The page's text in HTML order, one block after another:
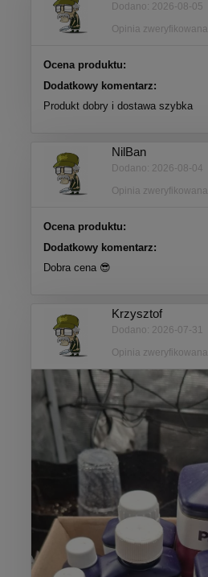
Dodano: 2026-08-05
Opinia zweryfikowana
Ocena produktu:
Dodatkowy komentarz:
Produkt dobry i dostawa szybka
NilBan
Dodano: 2026-08-04
Opinia zweryfikowana
Ocena produktu:
Dodatkowy komentarz:
Dobra cena 😎
Krzysztof
Dodano: 2026-07-31
Opinia zweryfikowana